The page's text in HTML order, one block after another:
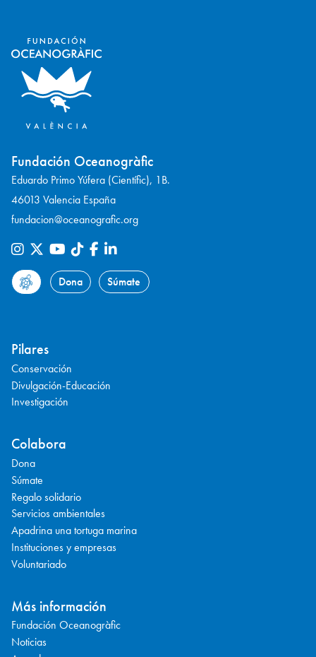
Fundación Oceanogràfic
Eduardo Primo Yúfera (Científic), 1B.
46013 Valencia España
fundacion@oceanografic.org
Dona Súmate
Pilares
Conservación
Divulgación-Educación
Investigación
Colabora
Dona
Súmate
Regalo solidario
Servicios ambientales
Apadrina una tortuga marina
Instituciones y empresas
Voluntariado
Más información
Fundación Oceanogràfic
Noticias